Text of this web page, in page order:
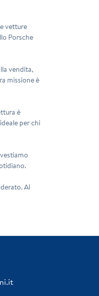
vetture
Porsche
vendita,
missione è
è
per chi
Al